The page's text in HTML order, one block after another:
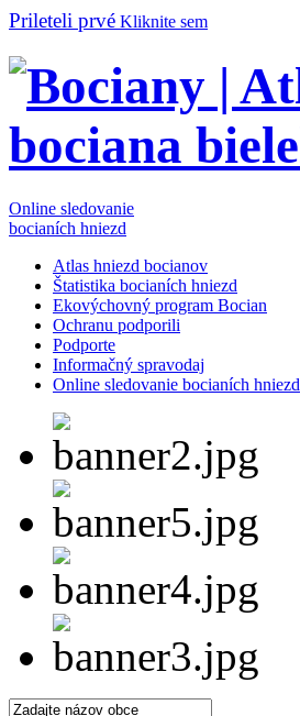
Prileteli prvé Kliknite sem
Online sledovanie
bocianích hniezd
Atlas hniezd bocianov
Štatistika bocianích hniezd
Ekovýchovný program Bocian
Ochranu podporili
Podporte
Informačný spravodaj
Online sledovanie bocianích hniezd